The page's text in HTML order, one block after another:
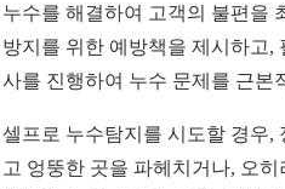
누수를 해결하여 고객의 불편을
방지를 위한 예방책을 제시하고,
사를 진행하여 누수 문제를 근본
셀프로 누수탐지를 시도할 경우,
고 엉뚱한 곳을 파헤치거나, 오